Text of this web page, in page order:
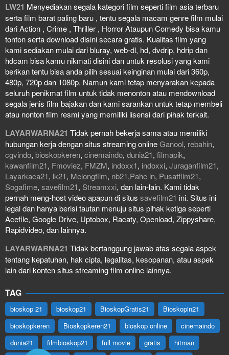
LW21 Menyediakan segala kategori film seperti film asia terbaru
serta film barat paling baru , tentu segala macam genre film mulai
dari Action , Crime , Thriller , Horror Ataupun Comedy bisa kamu
tonton serta download disini secara gratis. Kualitas film yang
kami sediakan mulai dari bluray, web-dl, hd, dvdrip, hdrip dan
hdcam bisa kamu nikmati disini dan untuk resolusi yang kami
berikan tentu bisa anda pilih sesuai keinginan mulai dari 360p,
480p, 720p dan 1080p. Namun kami tetap menyarakan kepada
seluruh penikmat film untuk tidak menonton atau mendownload
segala jenis film bajakan dan kami sarankan untuk tetap membeli
atau nonton film resmi yang memiliki lisensi dari pihak terkait.
LAYARWARNA21 Tidak pernah bekerja sama atau memiliki
hubungan kerja dengan situs streaming onlineGanool, rebahin,
cgvindo, bioskopkeren, cinemaindo, dunia21, filmapik,
kawanfilm21, Fmoviez, FMZM, indoxx1, indoxxi, Juraganfilm21,
Layarkaca21, lk21, Melongfilm, nb21,Pahe in, Pusatfilm21,
Sogafime, savefilm21, Streamxxi, dan lain-lain. Kami tidak
pernah meng-host video apapun di situs savefilm21 ini. Situs ini
legal dan hanya berisi tautan menuju situs pihak ketiga seperti
Acefile, Google Drive, Uptobox, Racaty, Openload, Zippyshare,
Rapidvideo, dan lainnya.
LAYARWARNA21 Tidak bertanggung jawab atas segala aspek
tentang kepatuhan, hak cipta, legalitas, kesopanan, atau aspek
lain dari konten situs streaming film online lainnya.
TAG
bioskop 21 bioskop21 BioskopGratis21
Bioskopin21
bioskopkeren
Bioskopkeren21 bioskop online
cinemaindo
dunia21
filmbioskop21 full movie gratis
hitman